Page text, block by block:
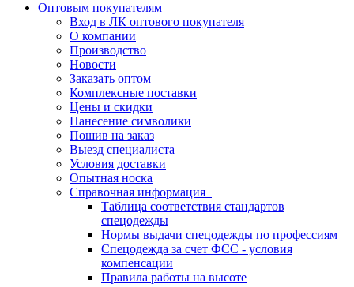
Оптовым покупателям
Вход в ЛК оптового покупателя
О компании
Производство
Новости
Заказать оптом
Комплексные поставки
Цены и скидки
Нанесение символики
Пошив на заказ
Выезд специалиста
Условия доставки
Опытная носка
Справочная информация
Таблица соответствия стандартов
спецодежды
Нормы выдачи спецодежды по профессиям
Спецодежда за счет ФСС - условия
компенсации
Правила работы на высоте